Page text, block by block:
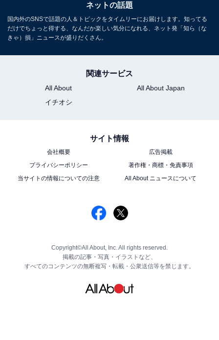
ネットの話題
国内外のSNSで話題の人＆トピックをタイムリーにお届けします。知ってる
だけでちょっと得する、なんだか楽しい気分になれる、ネット発「知ら（な
きゃ）損」ニュースが盛りだくさん。
関連サービス
All About
All About Japan
イチオシ
サイト情報
会社概要
広告掲載
プライバシーポリシー
著作権・商標・免責事項
当サイトの情報についての注意
All About ニュースについて
Copyright©All About, Inc. All rights reserved.
掲載の記事・写真・イラストなど、
すべてのコンテンツの無断複写・転載・公衆送信等を禁じます。